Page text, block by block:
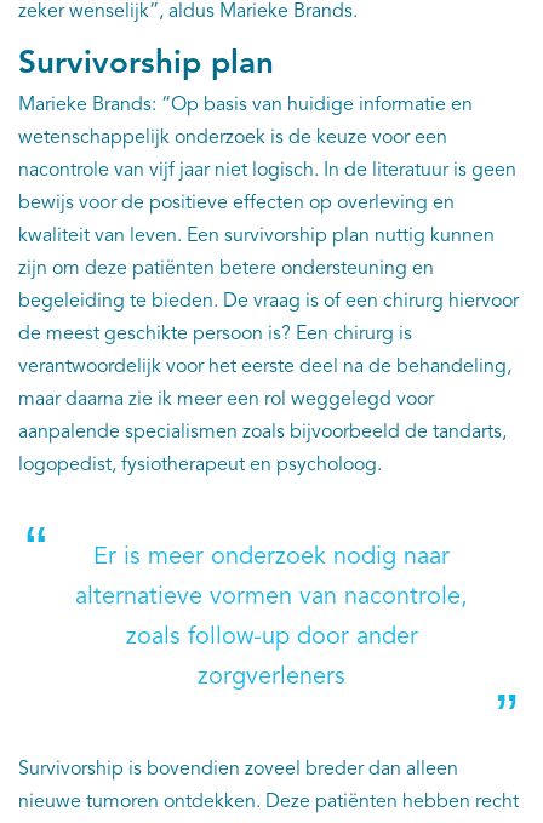
zeker wenselijk”, aldus Marieke Brands.
Survivorship plan
Marieke Brands: “Op basis van huidige informatie en
wetenschappelijk onderzoek is de keuze voor een
nacontrole van vijf jaar niet logisch. In de literatuur is geen
bewijs voor de positieve effecten op overleving en
kwaliteit van leven. Een survivorship plan nuttig kunnen
zijn om deze patiënten betere ondersteuning en
begeleiding te bieden. De vraag is of een chirurg hiervoor
de meest geschikte persoon is? Een chirurg is
verantwoordelijk voor het eerste deel na de behandeling,
maar daarna zie ik meer een rol weggelegd voor
aanpalende specialismen zoals bijvoorbeeld de tandarts,
logopedist, fysiotherapeut en psycholoog.
Er is meer onderzoek nodig naar
alternatieve vormen van nacontrole,
zoals follow-up door ander
zorgverleners
Survivorship is bovendien zoveel breder dan alleen
nieuwe tumoren ontdekken. Deze patiënten hebben recht